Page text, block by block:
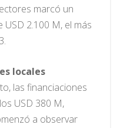
marcó un
2.100 M, el más
locales
las financiaciones
USD 380 M,
a observar